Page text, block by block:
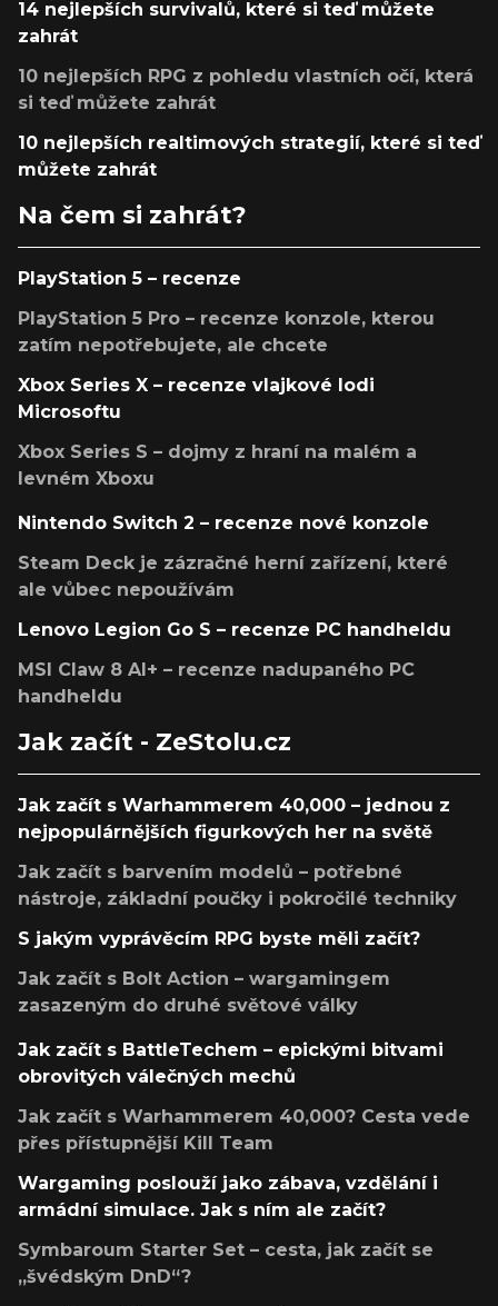
14 nejlepších survivalů, které si teď můžete
zahrát
10 nejlepších RPG z pohledu vlastních očí, která
si teď můžete zahrát
10 nejlepších realtimových strategií, které si teď
můžete zahrát
Na čem si zahrát?
PlayStation 5 – recenze
PlayStation 5 Pro – recenze konzole, kterou
zatím nepotřebujete, ale chcete
Xbox Series X – recenze vlajkové lodi
Microsoftu
Xbox Series S – dojmy z hraní na malém a
levném Xboxu
Nintendo Switch 2 – recenze nové konzole
Steam Deck je zázračné herní zařízení, které
ale vůbec nepoužívám
Lenovo Legion Go S – recenze PC handheldu
MSI Claw 8 AI+ – recenze nadupaného PC
handheldu
Jak začít - ZeStolu.cz
Jak začít s Warhammerem 40,000 – jednou z
nejpopulárnějších figurkových her na světě
Jak začít s barvením modelů – potřebné
nástroje, základní poučky i pokročilé techniky
S jakým vyprávěcím RPG byste měli začít?
Jak začít s Bolt Action – wargamingem
zasazeným do druhé světové války
Jak začít s BattleTechem – epickými bitvami
obrovitých válečných mechů
Jak začít s Warhammerem 40,000? Cesta vede
přes přístupnější Kill Team
Wargaming poslouží jako zábava, vzdělání i
armádní simulace. Jak s ním ale začít?
Symbaroum Starter Set – cesta, jak začít se
„švédským DnD“?